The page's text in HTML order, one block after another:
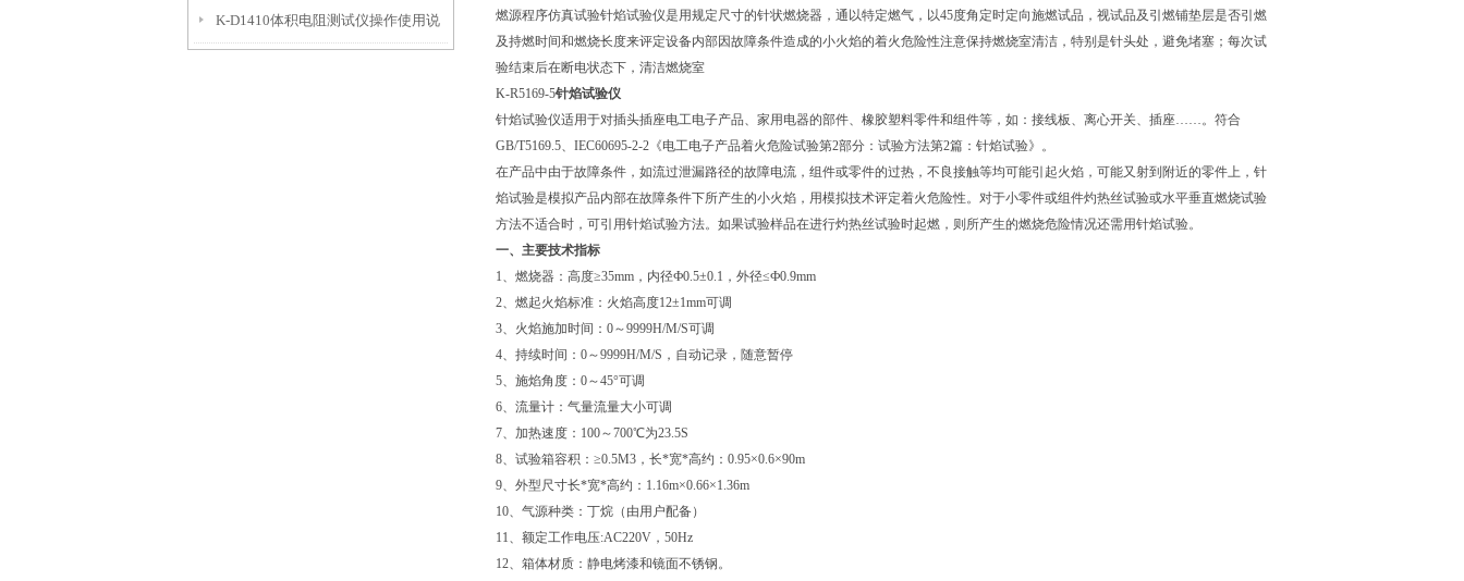
K-D1410体积电阻测试仪操作使用说
燃源程序仿真试验针焰试验仪是用规定尺寸的针状燃烧器，通以特定燃气，以45度角定时定向施燃试品，视试品及引燃铺垫层是否引燃
及持燃时间和燃烧长度来评定设备内部因故障条件造成的小火焰的着火危险性注意保持燃烧室清洁，特别是针头处，避免堵塞；每次试
验结束后在断电状态下，清洁燃烧室
K-R5169-5针焰试验仪
针焰试验仪适用于对插头插座电工电子产品、家用电器的部件、橡胶塑料零件和组件等，如：接线板、离心开关、插座……。符合
GB/T5169.5、IEC60695-2-2《电工电子产品着火危险试验第2部分：试验方法第2篇：针焰试验》。
在产品中由于故障条件，如流过泄漏路径的故障电流，组件或零件的过热，不良接触等均可能引起火焰，可能又射到附近的零件上，针
焰试验是模拟产品内部在故障条件下所产生的小火焰，用模拟技术评定着火危险性。对于小零件或组件灼热丝试验或水平垂直燃烧试验
方法不适合时，可引用针焰试验方法。如果试验样品在进行灼热丝试验时起燃，则所产生的燃烧危险情况还需用针焰试验。
一、主要技术指标
1、燃烧器：高度≥35mm，内径Ф0.5±0.1，外径≤Ф0.9mm
2、燃起火焰标准：火焰高度12±1mm可调
3、火焰施加时间：0～9999H/M/S可调
4、持续时间：0～9999H/M/S，自动记录，随意暂停
5、施焰角度：0～45°可调
6、流量计：气量流量大小可调
7、加热速度：100～700℃为23.5S
8、试验箱容积：≥0.5M3，长*宽*高约：0.95×0.6×90m
9、外型尺寸长*宽*高约：1.16m×0.66×1.36m
10、气源种类：丁烷（由用户配备）
11、额定工作电压:AC220V，50Hz
12、箱体材质：静电烤漆和镜面不锈钢。